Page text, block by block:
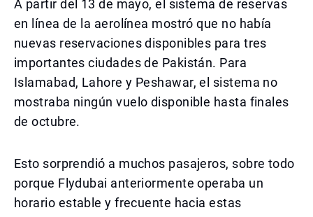
A partir del 13 de mayo, el sistema de reservas
en línea de la aerolínea mostró que no había
nuevas reservaciones disponibles para tres
importantes ciudades de Pakistán. Para
Islamabad, Lahore y Peshawar, el sistema no
mostraba ningún vuelo disponible hasta finales
de octubre.
Esto sorprendió a muchos pasajeros, sobre todo
porque Flydubai anteriormente operaba un
horario estable y frecuente hacia estas